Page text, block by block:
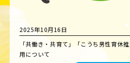
2025年10月16日
「共働き・共育て」「こうち男性育休
用について